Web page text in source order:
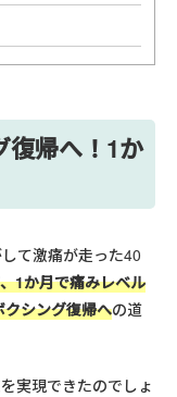
復帰へ！1か
て激痛が走った40
1か月で痛みレベル
シング復帰への道
実現できたのでしょ